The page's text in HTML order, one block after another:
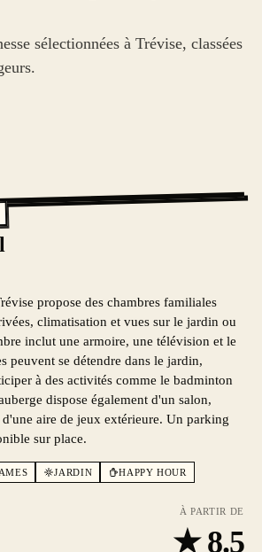
sélectionnées à Trévise, classées
propose des chambres familiales
climatisation et vues sur le jardin ou
inclut une armoire, une télévision et le
peuvent se détendre dans le jardin,
à des activités comme le badminton
dispose également d'un salon,
aire de jeux extérieure. Un parking
sur place.
JARDIN
HAPPY HOUR
À PARTIR DE
★8.5